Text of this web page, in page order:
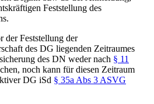
Feststellung des
der Feststellung der
des DG liegenden Zeitraumes
des DN weder nach § 11
noch kann für diesen Zeitraum
DG iSd § 35a Abs 3 ASVG